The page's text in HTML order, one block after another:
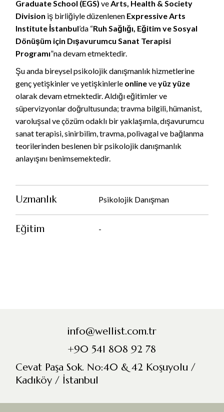
Graduate School (EGS) veArts, Health & Society
Division iş birliğiyle düzenlenen Expressive Arts
Institute İstanbul’da “Ruh Sağlığı, Eğitim ve Sosyal
Dönüşüm için Dışavurumcu Sanat Terapisi
Programı”na devam etmektedir.
Şu anda bireysel psikolojik danışmanlık hizmetlerine
genç yetişkinler ve yetişkinlerle onlineveyüz yüze
olarak devam etmektedir. Aldığı eğitimler ve
süpervizyonlar doğrultusunda; travma bilgili, hümanist,
varoluşsal ve çözüm odaklı bir yaklaşımla, dışavurumcu
sanat terapisi, sinirbilim, travma, polivagal ve bağlanma
teorilerinden beslenen bir psikolojik danışmanlık
anlayışını benimsemektedir.
Uzmanlık Psikolojik Danışman
Eğitim -
info@wellist.com.tr
+90 541 808 92 78
Cevat Paşa Sok. No:40 & 42 Koşuyolu /
Kadıköy / İstanbul